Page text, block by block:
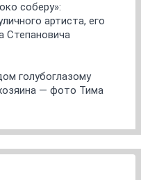
соберу»:
артиста, его
Степановича
голубоглазому
— фото Тима